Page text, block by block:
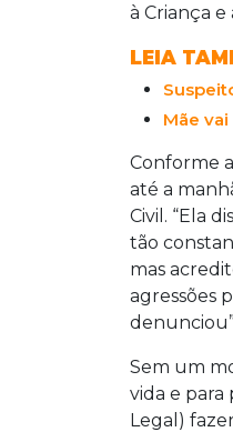
à Criança e
LEIA
Mãe
Conforme
até a
Civil. “Ela
tão
mas
agressões
Sem um
vida e para
Legal)